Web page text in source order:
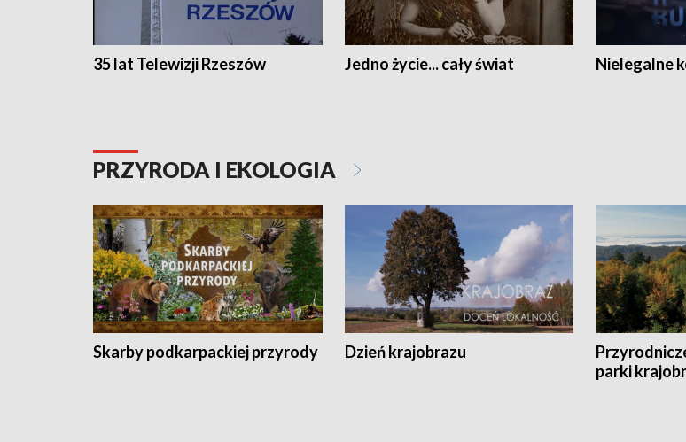
35 lat Telewizji Rzeszów Jedno życie... cały świat Nielegalne
PRZYRODA I EKOLOGIA
Skarby podkarpackiej przyrody Dzień krajobrazu
parki